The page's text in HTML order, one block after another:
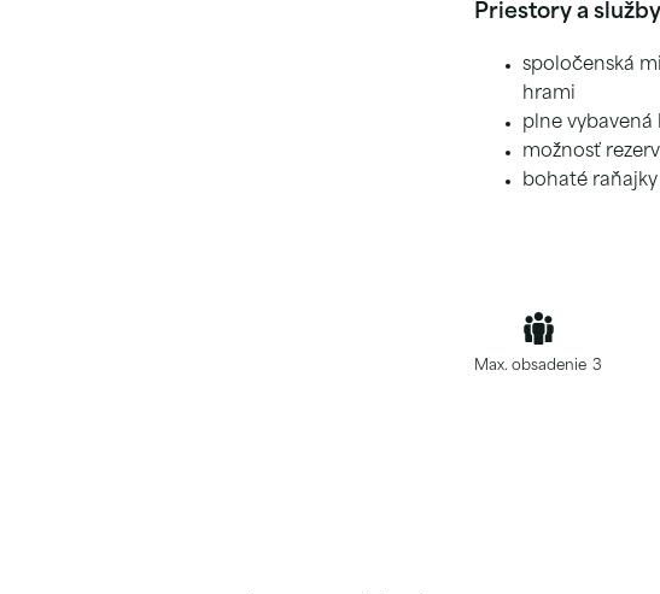
Priestory a služby
spoločenská
hrami
plne vybavená
možnosť
bohaté
Max. obsadenie 3